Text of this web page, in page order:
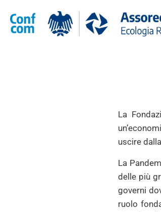
La
uscire
La
delle più
governi
ruolo